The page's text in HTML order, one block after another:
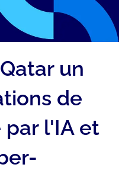
un
de
l'IA et